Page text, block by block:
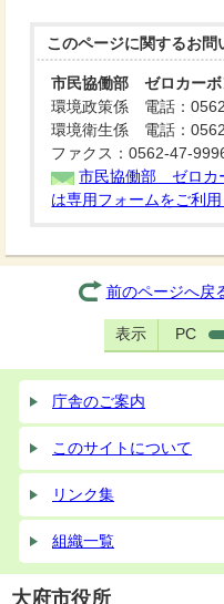
このページに関するお問
市民協働部 ゼロカーボ
環境政策係 電話：
環境衛生係 電話：
ファクス：0562-47-
市民協働部 ゼロカ
は専用フォームをご利用
前のページへ戻
表示 PC
庁舎のご案内
このサイトについて
リンク集
組織一覧
大府市役所